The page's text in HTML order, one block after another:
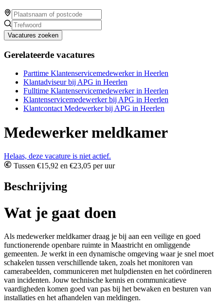
Vacatures zoeken
Gerelateerde vacatures
Parttime Klantenservicemedewerker in Heerlen
Klantadviseur bij APG in Heerlen
Fulltime Klantenservicemedewerker in Heerlen
Klantenservicemedewerker bij APG in Heerlen
Klantcontact Medewerker bij APG in Heerlen
Medewerker meldkamer
Helaas, deze vacature is niet actief.
Tussen €15,92 en €23,05 per uur
Beschrijving
Wat je gaat doen
Als medewerker meldkamer draag je bij aan een veilige en goed
functionerende openbare ruimte in Maastricht en omliggende
gemeenten. Je werkt in een dynamische omgeving waar je snel moet
schakelen tussen verschillende taken, zoals het monitoren van
camerabeelden, communiceren met hulpdiensten en het coördineren
van incidenten. Jouw technische kennis en communicatieve
vaardigheden komen goed van pas bij het bewaken en besturen van
installaties en het afhandelen van meldingen.